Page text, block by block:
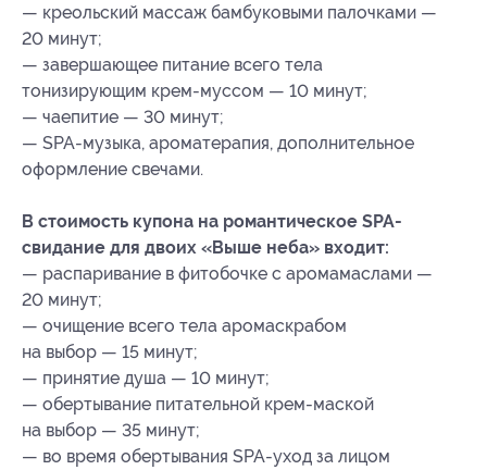
— креольский массаж бамбуковыми палочками —
20 минут;
— завершающее питание всего тела
тонизирующим крем-муссом — 10 минут;
— чаепитие — 30 минут;
— SPA-музыка, ароматерапия, дополнительное
оформление свечами.
В стоимость купона на романтическое SPA-
свидание для двоих «Выше неба» входит:
— распаривание в фитобочке с аромамаслами —
20 минут;
— очищение всего тела аромаскрабом
на выбор — 15 минут;
— принятие душа — 10 минут;
— обертывание питательной крем-маской
на выбор — 35 минут;
— во время обертывания SPA-уход за лицом